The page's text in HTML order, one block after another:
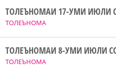
ТОЛЕЪНОМА
ТОЛЕЪНОМАИ 17-УМИ ИЮЛИ
ТОЛЕЪНОМА
ТОЛЕЪНОМАИ 8-УМИ ИЮЛИ